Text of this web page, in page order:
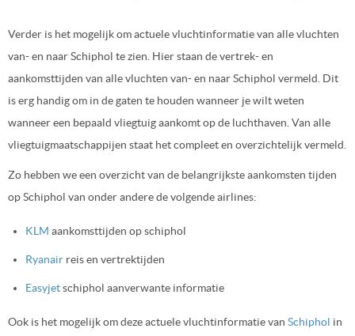
Verder is het mogelijk om actuele vluchtinformatie van alle vluchten
van- en naar Schiphol te zien. Hier staan de vertrek- en
aankomsttijden van alle vluchten van- en naar Schiphol vermeld. Dit
is erg handig om in de gaten te houden wanneer je wilt weten
wanneer een bepaald vliegtuig aankomt op de luchthaven. Van alle
vliegtuigmaatschappijen staat het compleet en overzichtelijk vermeld.
Zo hebben we een overzicht van de belangrijkste aankomsten tijden
op Schiphol van onder andere de volgende airlines:
KLM aankomsttijden op schiphol
Ryanair reis en vertrektijden
Easyjetschiphol aanverwante informatie
Ook is het mogelijk om deze actuele vluchtinformatie van Schiphol in